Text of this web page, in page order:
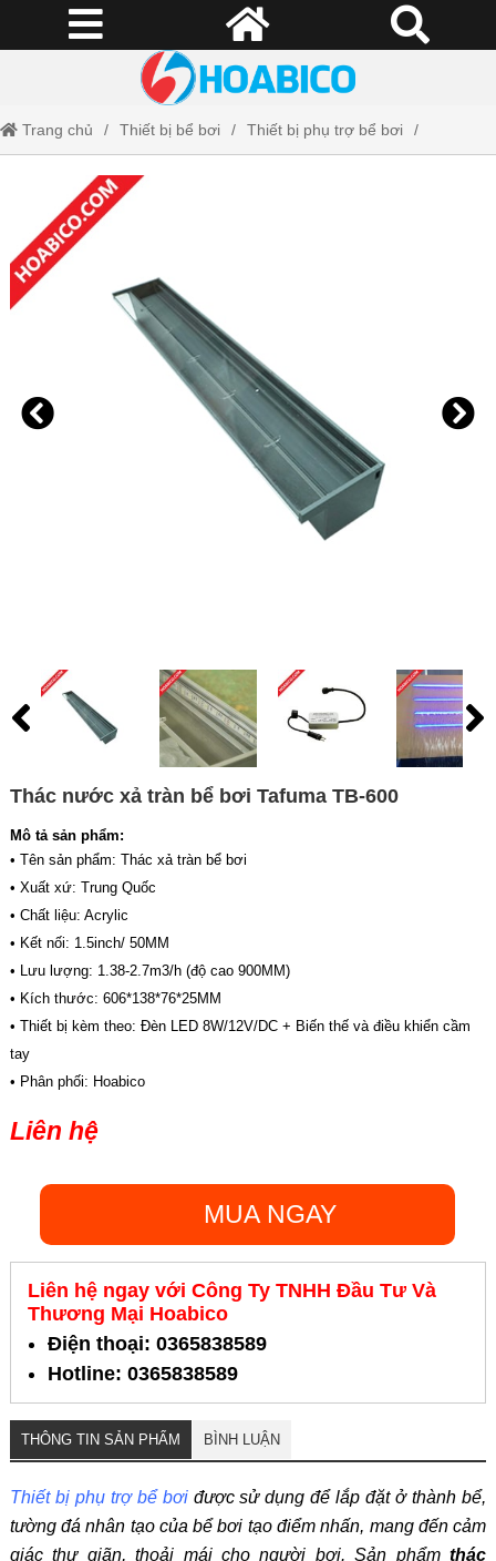
Trang chủ Thiết bị bể bơi Thiết bị phụ trợ bể bơi
Thác nước xả tràn bể bơi Tafuma TB-600
Thác nước xả tràn bể bơi Tafuma TB-600
Mô tả sản phẩm:
• Tên sản phẩm: Thác xả tràn bể bơi
• Xuất xứ: Trung Quốc
• Chất liệu: Acrylic
• Kết nối: 1.5inch/ 50MM
• Lưu lượng: 1.38-2.7m3/h (độ cao 900MM)
• Kích thước: 606*138*76*25MM
• Thiết bị kèm theo: Đèn LED 8W/12V/DC + Biến thế và điều khiển cầm
tay
• Phân phối: Hoabico
Liên hệ
MUA NGAY
Liên hệ ngay với Công Ty TNHH Đầu Tư Và
Thương Mại Hoabico
Điện thoại: 0365838589
Hotline: 0365838589
THÔNG TIN SẢN PHẨM BÌNH LUẬN
Thiết bị phụ trợ bể bơiđược sử dụng để lắp đặt ở thành bể,
tường đá nhân tạo của bể bơi tạo điểm nhấn, mang đến cảm
giác thư giãn, thoải mái cho người bơi. Sản phẩmthác